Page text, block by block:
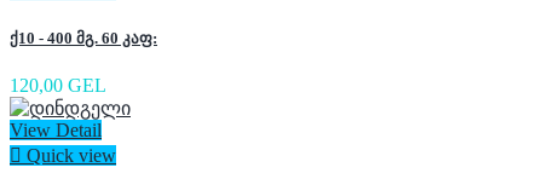
ქ10 - 400 მგ. 60 კაფ:
120,00 GEL
View Detail
 Quick view